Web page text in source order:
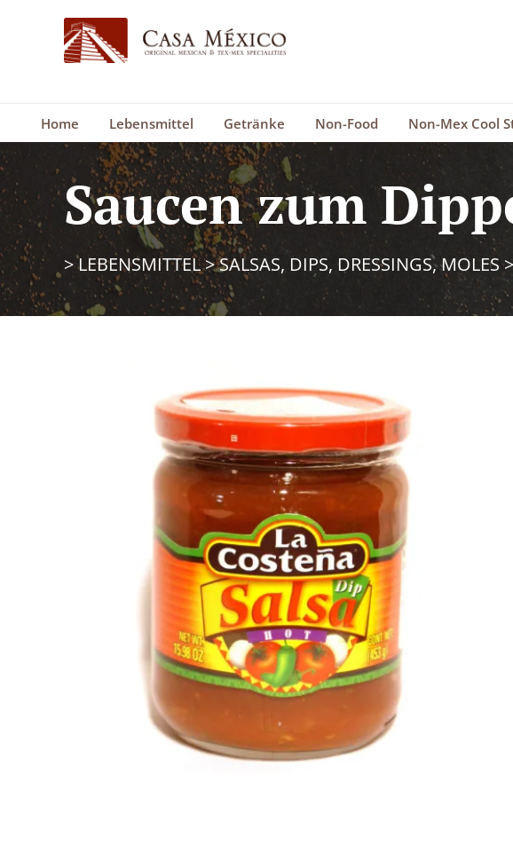
Home Lebensmittel Getränke Non-Food Non-Mex Cool
Saucen zum
>LEBENSMITTEL>SALSAS, DIPS, DRESSINGS, MOLES